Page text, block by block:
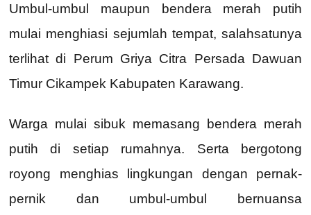
Umbul-umbul maupun bendera merah putih
mulai menghiasi sejumlah tempat, salahsatunya
terlihat di Perum Griya Citra Persada Dawuan
Timur Cikampek Kabupaten Karawang.
Warga mulai sibuk memasang bendera merah
putih di setiap rumahnya. Serta bergotong
royong menghias lingkungan dengan pernak-
pernik dan umbul-umbul bernuansa